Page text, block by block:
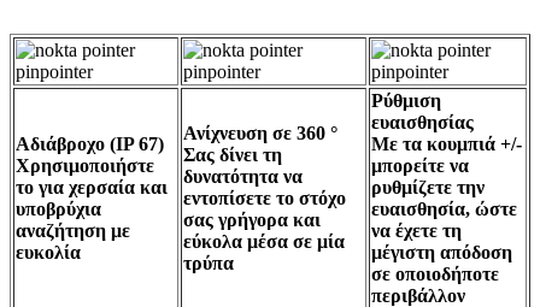
Αδιάβροχο (IP 67)
Χρησιμοποιήστε
το για χερσαία και
υποβρύχια
αναζήτηση με
ευκολία
Ανίχνευση σε 360 °
Σας δίνει τη
δυνατότητα να
εντοπίσετε το στόχο
σας γρήγορα και
εύκολα μέσα σε μία
τρύπα
Ρύθμιση
ευαισθησίας
Με τα κουμπιά +/-
μπορείτε να
ρυθμίζετε την
ευαισθησία, ώστε
να έχετε τη
μέγιστη απόδοση
σε οποιοδήποτε
περιβάλλον